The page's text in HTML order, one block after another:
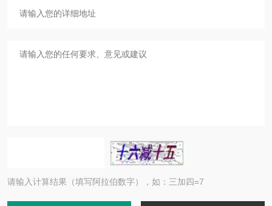
请输入计算结果（填写阿拉伯数字），如：三加四=7